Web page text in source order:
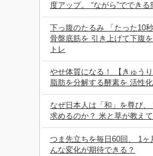
度アップ。 “ながら”ででき
下っ腹のたるみ 「たった10
骨盤底筋を 引き上げて下腹
トレ
やせ体質になる！ 【きゅう
脂肪を分解する酵素を 活性
なぜ日本人は「和」を尊び
求めるのか？ 米と草が教え
つま先立ちを毎日60回、 1
んな変化が期待できる？